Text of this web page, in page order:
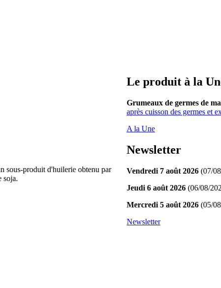
sous-produit d'huilerie obtenu par
soja.
Le produit à la
Grumeaux de germes de
après cuisson des germes et
A la Une
Newsletter
Vendredi 7 août 2026 (07/
Jeudi 6 août 2026 (06/08/
Mercredi 5 août 2026 (05/
Newsletter